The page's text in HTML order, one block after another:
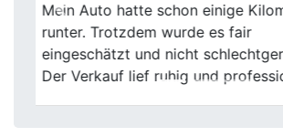
Der gesamte Ablauf war
und korrekt. Kleinere
Abstimmungen hätten jedoch
werden können.
Previous